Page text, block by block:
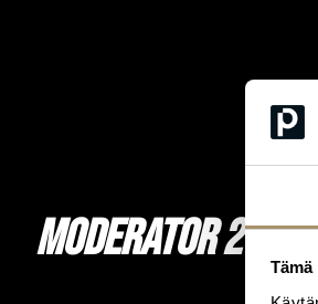
MODERATOR 2026